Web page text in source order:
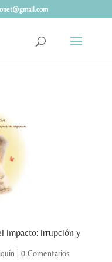
impacto: irrupción y
0 Comentarios